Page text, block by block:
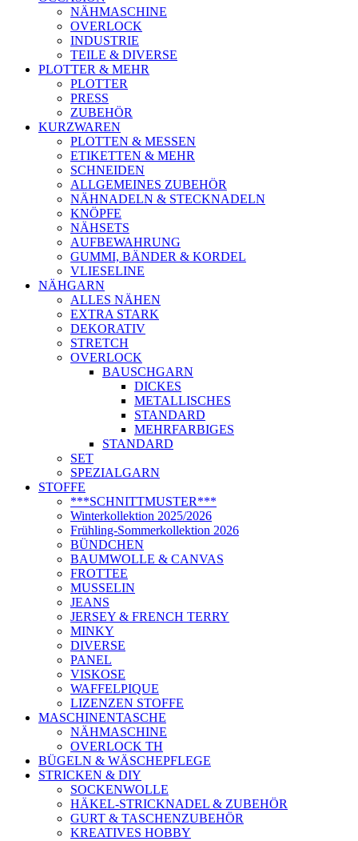
NÄHMASCHINE
OVERLOCK
INDUSTRIE
TEILE & DIVERSE
PLOTTER & MEHR
PLOTTER
PRESS
ZUBEHÖR
KURZWAREN
PLOTTEN & MESSEN
ETIKETTEN & MEHR
SCHNEIDEN
ALLGEMEINES ZUBEHÖR
NÄHNADELN & STECKNADELN
KNÖPFE
NÄHSETS
AUFBEWAHRUNG
GUMMI, BÄNDER & KORDEL
VLIESELINE
NÄHGARN
ALLES NÄHEN
EXTRA STARK
DEKORATIV
STRETCH
OVERLOCK
BAUSCHGARN
DICKES
METALLISCHES
STANDARD
MEHRFARBIGES
STANDARD
SET
SPEZIALGARN
STOFFE
***SCHNITTMUSTER***
Winterkollektion 2025/2026
Frühling-Sommerkollektion 2026
BÜNDCHEN
BAUMWOLLE & CANVAS
FROTTEE
MUSSELIN
JEANS
JERSEY & FRENCH TERRY
MINKY
DIVERSE
PANEL
VISKOSE
WAFFELPIQUE
LIZENZEN STOFFE
MASCHINENTASCHE
NÄHMASCHINE
OVERLOCK TH
BÜGELN & WÄSCHEPFLEGE
STRICKEN & DIY
SOCKENWOLLE
HÄKEL-STRICKNADEL & ZUBEHÖR
GURT & TASCHENZUBEHÖR
KREATIVES HOBBY